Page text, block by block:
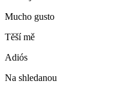
Mucho gusto
Těší mě
Adiós
Na shledanou